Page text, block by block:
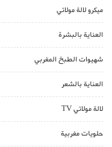
ميكرو لالة مولاتي
العناية بالبشرة
شهيوات الطبخ المغربي
العناية بالشعر
لالة مولاتي TV
حلويات مغربية